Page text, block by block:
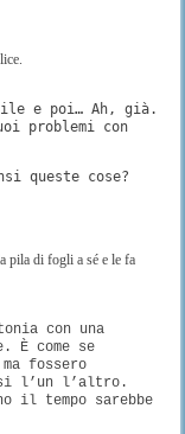
e poi… Ah, già.
problemi con
queste cose?
pila di fogli a sé e le fa
con una
È come se
fossero
l’un l’altro.
il tempo sarebbe